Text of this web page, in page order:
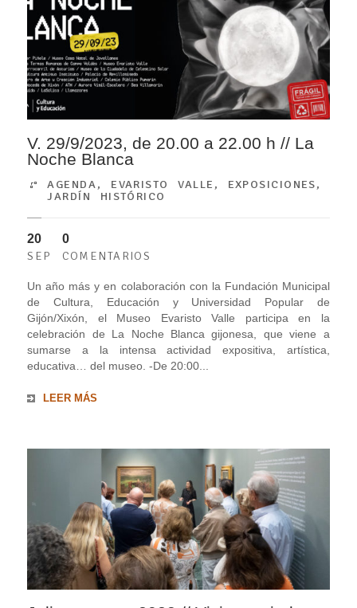
V. 29/9/2023, de 20.00 a 22.00 h // La
Noche Blanca
AGENDA, EVARISTO VALLE , EXPOSICIONES,
JARDÍN HISTÓRICO
20
SEP
0
COMENTARIOS
Un año más y en colaboración con la Fundación Municipal
de Cultura, Educación y Universidad Popular de
Gijón/Xixón, el Museo Evaristo Valle participa en la
celebración de La Noche Blanca gijonesa, que viene a
sumarse a la intensa actividad expositiva, artística,
educativa… del museo. -De 20:00...
LEER MÁS